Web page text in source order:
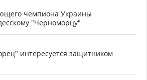
чемпиона Украины
"Черноморцу"
интересуется защитником